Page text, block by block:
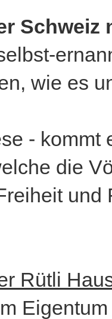
wie es
- kommt
die
Rütli